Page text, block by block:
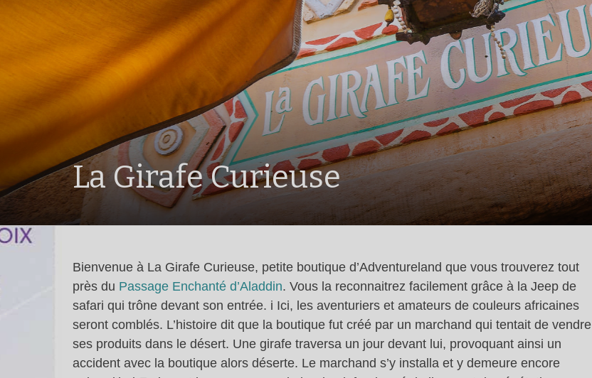
La Girafe Curieuse
Bienvenue à La Girafe Curieuse, petite boutique d’Adventureland que vous trouverez tout
près du Passage Enchanté d’Aladdin. Vous la reconnaitrez facilement grâce à la Jeep de
safari qui trône devant son entrée. i Ici, les aventuriers et amateurs de couleurs africaines
seront comblés. L’histoire dit que la boutique fut créé par un marchand qui tentait de vendre
ses produits dans le désert. Une girafe traversa un jour devant lui, provoquant ainsi un
accident avec la boutique alors déserte. Le marchand s’y installa et y demeure encore